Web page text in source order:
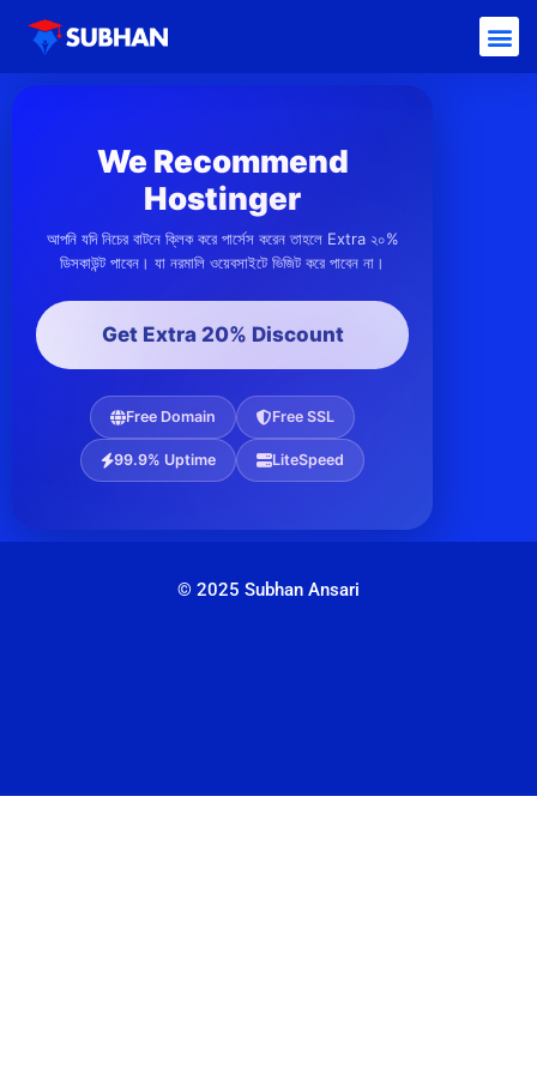
We Recommend
Hostinger
আপনি যদি নিচের বাটনে ক্লিক করে পার্সেস করেন তাহলে Extra ২০%
ডিসকাউন্ট পাবেন। যা নরমালি ওয়েবসাইটে ভিজিট করে পাবেন না।
Get Extra 20% Discount
Free Domain Free SSL
99.9% Uptime LiteSpeed
© 2025 Subhan Ansari